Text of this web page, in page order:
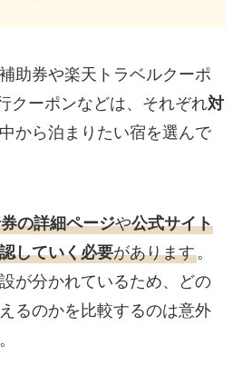
助券や楽天トラベルクーポ
クーポンなどは、それぞれ対
から泊まりたい宿を選んで
の詳細ページや公式サイト
していく必要があります。
が分かれているため、どの
るのかを比較するのは意外